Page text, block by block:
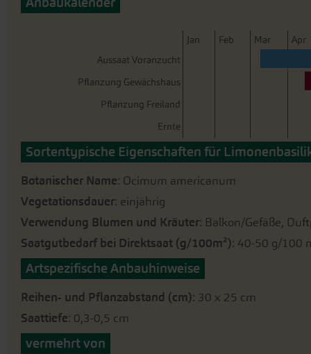
der
Jan Feb Mar Apr
Aussaat Voranzucht
Pflanzung Gewächshaus
Pflanzung Freiland
Ernte
Sortentypische Eigenschaften für
Botanischer Name: Ocimum americanum
Vegetationsdauer: einjährig
Verwendung Blumen und Kräuter: Balkon/Gefäße,
Saatgutbedarf bei Direktsaat (g/100m²): 40-50 g/100
Artspezifische Anbauhinweise
Reihen- und Pflanzabstand (cm): 30 x 25 cm
Saattiefe: 0,3-0,5 cm
vermehrt von